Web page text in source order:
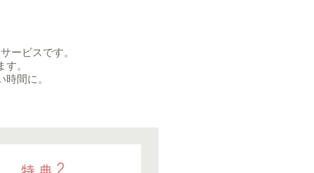
ービスです。
。
間に。